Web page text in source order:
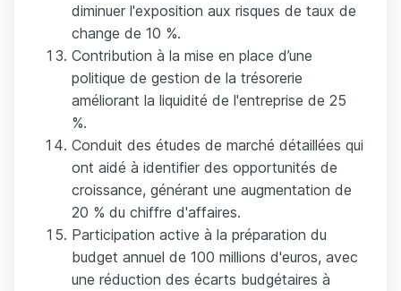
diminuer l'exposition aux risques de taux de
change de 10 %.
Contribution à la mise en place d’une
politique de gestion de la trésorerie
améliorant la liquidité de l'entreprise de 25
%.
Conduit des études de marché détaillées qui
ont aidé à identifier des opportunités de
croissance, générant une augmentation de
20 % du chiffre d'affaires.
Participation active à la préparation du
budget annuel de 100 millions d'euros, avec
une réduction des écarts budgétaires à